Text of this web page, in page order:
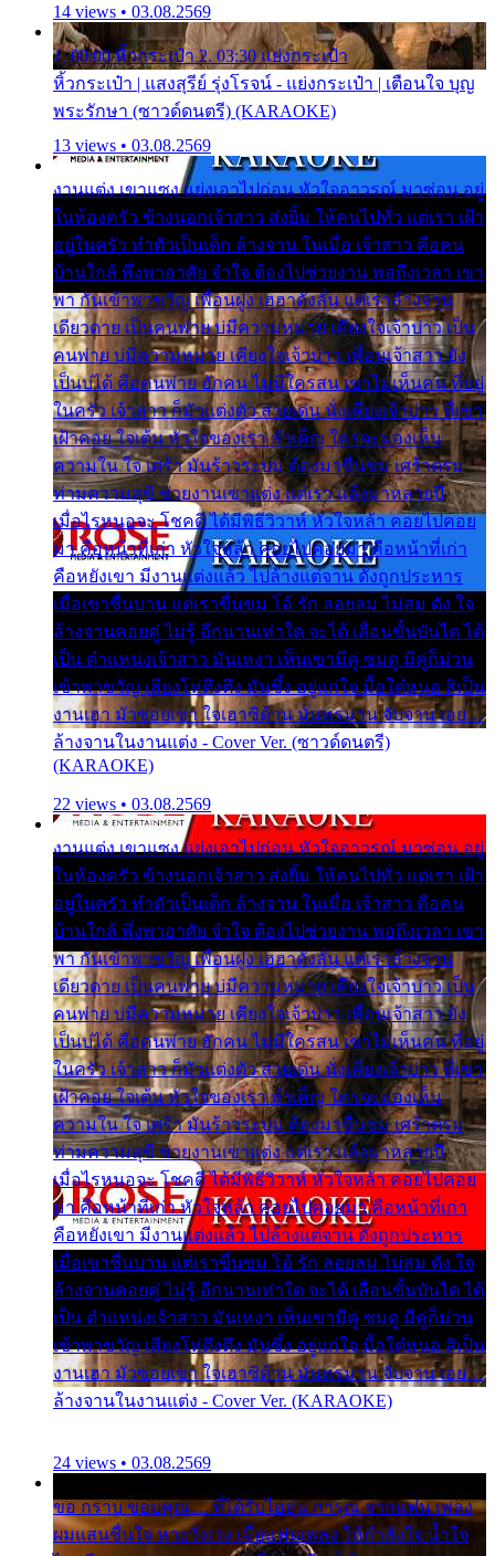
14 views • 03.08.2569
1. 00:00 หิ้วกระเป๋า 2. 03:30 แย่งกระเป๋า
หิ้วกระเป๋า | แสงสุรีย์ รุ่งโรจน์ - แย่งกระเป๋า | เตือนใจ บุญ
พระรักษา (ซาวด์ดนตรี) (KARAOKE)
13 views • 03.08.2569
งานแต่ง เขาแซง แย่งเอาไปก่อน หัวใจอาวรณ์ มาซ่อน อยู่
ในห้องครัว ข้างนอกเจ้าสาว ส่งยิ้ม ให้คนไปทั่ว แต่เรา เฝ้า
อยู่ในครัว ทำตัวเป็นเด็ก ล้างจาน ในเมื่อ เจ้าสาว คือคน
บ้านใกล้ พึ่งพาอาศัย จำใจ ต้องไปช่วยงาน พอถึงเวลา เขา
พา กันเข้าพาขวัญ เพื่อนฝูง เฮฮาดังลั่น แต่เราล้างจาน
เดียวดาย เป็นคนพ่าย บ่มีความหมาย เคียงใจเจ้าบ่าว เป็น
คนพ่าย บ่มีความหมาย เคียงใจเจ้าบ่าว เพื่อนเจ้าสาว ยัง
เป็นบ่ได้ คือคนพ่าย ฮักคน ไม่มีใครสน เขาไม่เห็นคน ที่อยู่
ในครัว เจ้าสาว ก็มัวแต่งตัว สวยเด่น นั่งเคียงเจ้าบ่าว ที่เขา
เฝ้าคอย ใจเต้น หัวใจของเรา ลำเค็ญ ใครจะมองเห็น
ความใน ใจ เศร้า มันร้าวระบม ต้องมาขื่นขม เศร้าตรม
ท่ามความสุขี ช่วยงานเขาแต่ง แต่เรา แล้งมาหลายปี
เมื่อไรหนอจะ โชคดี ได้มีพิธีวิวาห์ หัวใจหล้า คอยไปคอย
มา คือหน้าที่เก่า หัวใจหล้า คอยไปคอยมา คือหน้าที่เก่า
คือหยังเขา มีงานแต่งแล้ว ไปล้างแต่จาน ดั่งถูกประหาร
เมื่อเขาชื่นบาน แต่เราขื่นขม โอ้ รัก ลอยลม ไม่สม ดัง ใจ
ล้างจานคอยคู่ ไม่รู้ อีกนานเท่าใด จะได้ เลื่อนขั้นบันได ได้
เป็น ตำแหน่งเจ้าสาว มันเหงา เห็นเขามีคู่ ซมดู มีคู่ก็ม่วน
เข้าพาขวัญ เสียงโห่ตึงตึง มันซึ้ง อยู่แก่ใจ มื้อใด๋หนอ สิเป็น
งานเฮา มัวซอยเขา ใจเฮาซิด้าน มันทรมาน จับจาน เอย…
ล้างจานในงานแต่ง - Cover Ver. (ซาวด์ดนตรี)
(KARAOKE)
22 views • 03.08.2569
งานแต่ง เขาแซง แย่งเอาไปก่อน หัวใจอาวรณ์ มาซ่อน อยู่
ในห้องครัว ข้างนอกเจ้าสาว ส่งยิ้ม ให้คนไปทั่ว แต่เรา เฝ้า
อยู่ในครัว ทำตัวเป็นเด็ก ล้างจาน ในเมื่อ เจ้าสาว คือคน
บ้านใกล้ พึ่งพาอาศัย จำใจ ต้องไปช่วยงาน พอถึงเวลา เขา
พา กันเข้าพาขวัญ เพื่อนฝูง เฮฮาดังลั่น แต่เราล้างจาน
เดียวดาย เป็นคนพ่าย บ่มีความหมาย เคียงใจเจ้าบ่าว เป็น
คนพ่าย บ่มีความหมาย เคียงใจเจ้าบ่าว เพื่อนเจ้าสาว ยัง
เป็นบ่ได้ คือคนพ่าย ฮักคน ไม่มีใครสน เขาไม่เห็นคน ที่อยู่
ในครัว เจ้าสาว ก็มัวแต่งตัว สวยเด่น นั่งเคียงเจ้าบ่าว ที่เขา
เฝ้าคอย ใจเต้น หัวใจของเรา ลำเค็ญ ใครจะมองเห็น
ความใน ใจ เศร้า มันร้าวระบม ต้องมาขื่นขม เศร้าตรม
ท่ามความสุขี ช่วยงานเขาแต่ง แต่เรา แล้งมาหลายปี
เมื่อไรหนอจะ โชคดี ได้มีพิธีวิวาห์ หัวใจหล้า คอยไปคอย
มา คือหน้าที่เก่า หัวใจหล้า คอยไปคอยมา คือหน้าที่เก่า
คือหยังเขา มีงานแต่งแล้ว ไปล้างแต่จาน ดั่งถูกประหาร
เมื่อเขาชื่นบาน แต่เราขื่นขม โอ้ รัก ลอยลม ไม่สม ดัง ใจ
ล้างจานคอยคู่ ไม่รู้ อีกนานเท่าใด จะได้ เลื่อนขั้นบันได ได้
เป็น ตำแหน่งเจ้าสาว มันเหงา เห็นเขามีคู่ ซมดู มีคู่ก็ม่วน
เข้าพาขวัญ เสียงโห่ตึงตึง มันซึ้ง อยู่แก่ใจ มื้อใด๋หนอ สิเป็น
งานเฮา มัวซอยเขา ใจเฮาซิด้าน มันทรมาน จับจาน เอย…
ล้างจานในงานแต่ง - Cover Ver. (KARAOKE)
24 views • 03.08.2569
ขอ กราบ ขอบคุณ.... ที่ได้รับไออุ่น การุณ จากแฟน เพลง
ผมแสนชื่นใจ หายวังเวง เมื่อแฟนเพลง ให้กำลังใจ น้ำใจ